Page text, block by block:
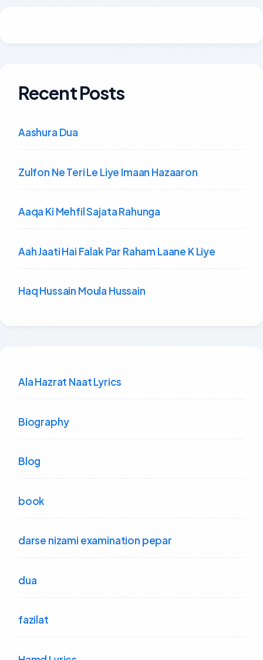
Recent Posts
Aashura Dua
Zulfon Ne Teri Le Liye Imaan Hazaaron
Aaqa Ki Mehfil Sajata Rahunga
Aah Jaati Hai Falak Par Raham Laane K Liye
Haq Hussain Moula Hussain
Ala Hazrat Naat Lyrics
Biography
Blog
book
darse nizami examination pepar
dua
fazilat